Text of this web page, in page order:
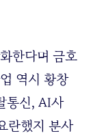
한다며 금호
역시 황창
통신, AI사
란했지 분사